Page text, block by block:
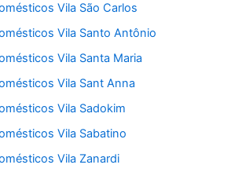
Vila São Carlos
Vila Santo Antônio
Vila Santa Maria
Vila Sant Anna
Vila Sadokim
Vila Sabatino
Vila Zanardi